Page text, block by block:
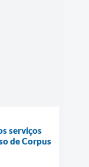
serviços
de Corpus